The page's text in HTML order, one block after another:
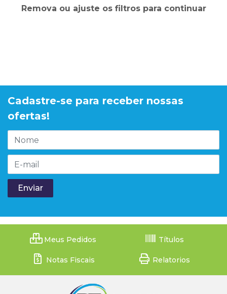
Remova ou ajuste os filtros para continuar
Cadastre-se para receber nossas
ofertas!
Meus Pedidos Títulos
Notas Fiscais Relatorios